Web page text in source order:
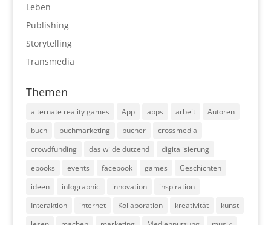
Leben
Publishing
Storytelling
Transmedia
Themen
alternate reality games App apps arbeit
Autoren
buch
buchmarketing bücher
crossmedia
crowdfunding
das wilde dutzend
digitalisierung
ebooks
events facebook games
Geschichten
ideen
infographic innovation
inspiration
Interaktion
internet Kollaboration kreativität
kunst